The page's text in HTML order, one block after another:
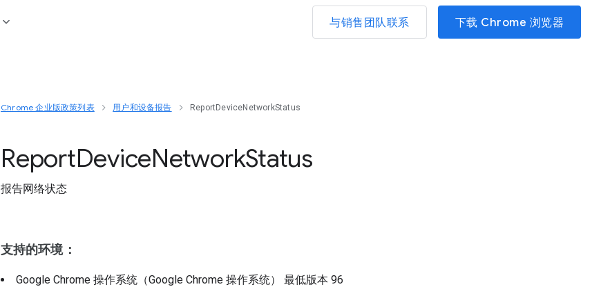
与销售团队联系 下载 Chrome 浏览器
Chrome 企业版政策列表 用户和设备报告 ReportDeviceNetworkStatus
ReportDeviceNetworkStatus
报告网络状态
支持的环境：
Google Chrome 操作系统（Google Chrome 操作系统） 最低版本 96